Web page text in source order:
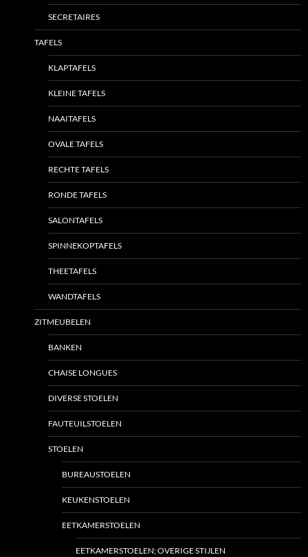
SECRETAIRES
TAFELS
KLAPTAFELS
KLEINE TAFELS
NAAITAFELS
OVALE TAFELS
RECHTE TAFELS
RONDE TAFELS
SALONTAFELS
SPINNEKOPTAFELS
THEETAFELS
WANDTAFELS
ZITMEUBELEN
BANKEN
CHAISE LONGUES
DIVERSE STOELEN
FAUTEUILSTOELEN
STOELEN
BUREAUSTOELEN
KEUKENSTOELEN
EETKAMERSTOELEN
EETKAMERSTOELEN; OVERIGE STIJLEN